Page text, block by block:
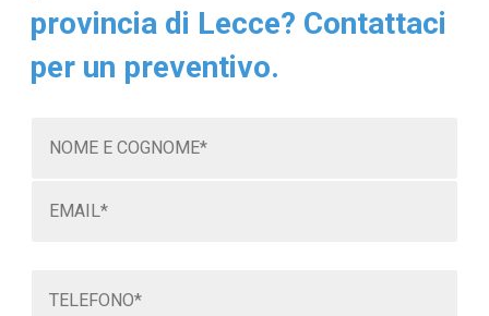
provincia di Lecce? Contattaci
per un preventivo.